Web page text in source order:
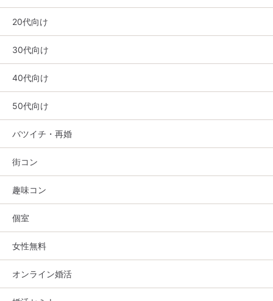
20代向け
30代向け
40代向け
50代向け
バツイチ・再婚
街コン
趣味コン
個室
女性無料
オンライン婚活